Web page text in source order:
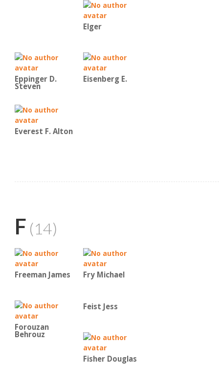
Elger
Eppinger D.
Steven
Eisenberg E.
Everest F. Alton
F (14)
Freeman James Fry Michael
Forouzan
Behrouz
Feist Jess
Fisher Douglas